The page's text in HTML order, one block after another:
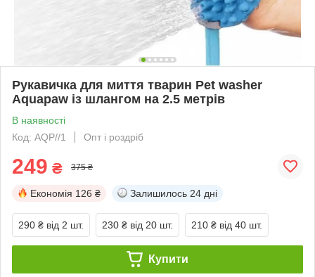
Рукавичка для миття тварин Pet washer
Aquapaw із шлангом на 2.5 метрів
В наявності
Код: AQP//1
Опт і роздріб
249 ₴ 375 ₴
Економія 126 ₴ Залишилось 24 дні
290 ₴ від 2 шт. 230 ₴ від 20 шт. 210 ₴ від 40 шт.
Купити